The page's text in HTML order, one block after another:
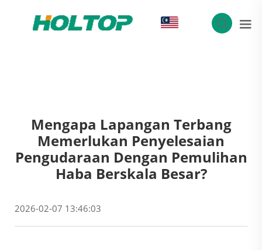
Mengapa Lapangan Terbang
Memerlukan Penyelesaian
Pengudaraan Dengan Pemulihan
Haba Berskala Besar?
2026-02-07 13:46:03